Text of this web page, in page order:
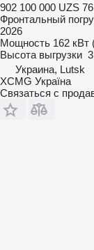
902 100 000 UZS
Фронтальный
2026
Мощность 162 кВт
Высота выгрузки
Украина, Lutsk
XCMG Україна
Связаться с